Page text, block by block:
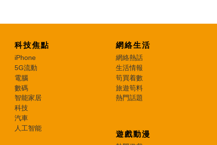
科技焦點
iPhone
5G流動
電腦
數碼
智能家居
科技
汽車
人工智能
網絡生活
網絡熱話
生活情報
筍買着數
旅遊筍料
熱門話題
遊戲動漫